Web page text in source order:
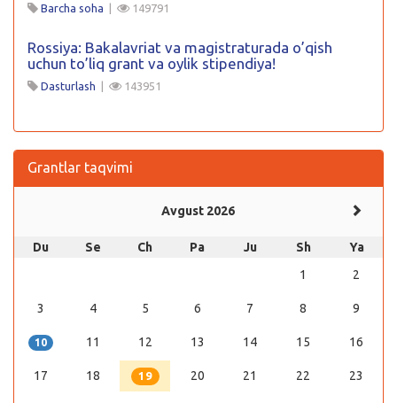
Barcha soha 149791
Rossiya: Bakalavriat va magistraturada o’qish
uchun to’liq grant va oylik stipendiya!
Dasturlash 143951
Grantlar taqvimi
Avgust 2026
Du Se Ch Pa Ju Sh
Ya
1
2
3 4 5 6 7 8 9
10 11 12 13 14 15 16
17 18 19 20 21 22 23